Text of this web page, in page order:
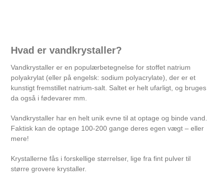
Hvad er vandkrystaller?
Vandkrystaller er en populærbetegnelse for stoffet natrium
polyakrylat (eller på engelsk: sodium polyacrylate), der er et
kunstigt fremstillet natrium-salt. Saltet er helt ufarligt, og bruges
da også i fødevarer mm.
Vandkrystaller har en helt unik evne til at optage og binde vand.
Faktisk kan de optage 100-200 gange deres egen vægt – eller
mere!
Krystallerne fås i forskellige størrelser, lige fra fint pulver til
større grovere krystaller.